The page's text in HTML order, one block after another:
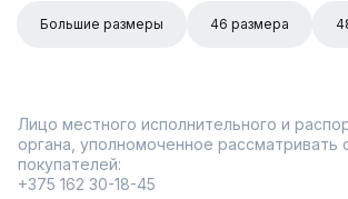
Большие размеры 46 размера
Лицо местного исполнительного и
органа, уполномоченное рассматривать
покупателей:
+375 162 30-18-45